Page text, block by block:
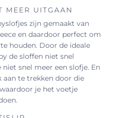
MEER UITGAAN
zijn gemaakt van
en daardoor perfect om
houden. Door de ideale
de sloffen niet snel
snel meer een slofje. En
aan te trekken door die
je het voetje